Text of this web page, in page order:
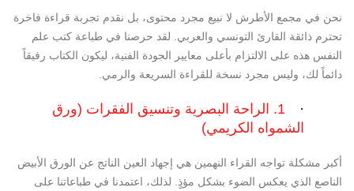
نحن في مجمع الأطرش لا نبيع مجرد محتوى، بل نقدم تجربة قراءة فاخرة
تحترم ذائقة القارئ التونسي والعربي. لقد حرصنا في طباعة كتب علم
النفس هذه على الالتزام بأعلى معايير الجودة الفنية، ليكون الكتاب رفيقاً
دائماً لك، وليس مجرد نسخة للقراءة السريعة والرمي.
·
1. الراحة البصرية وتنسيق الفقرات (ورق
الشمواه الكريمي)
أكبر مشكلة تواجه القراء النهمين هي إجهاد العين الناتج عن الورق الأبيض
الناصع الذي يعكس الضوء بشكل مؤذٍ. لذلك، اعتمدنا في طباعاتنا على